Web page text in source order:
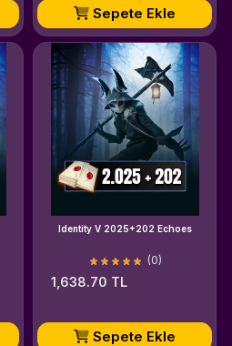
Sepete Ekle
Identity V 2025+202 Echoes
(0)
1,638.70 TL
Sepete Ekle